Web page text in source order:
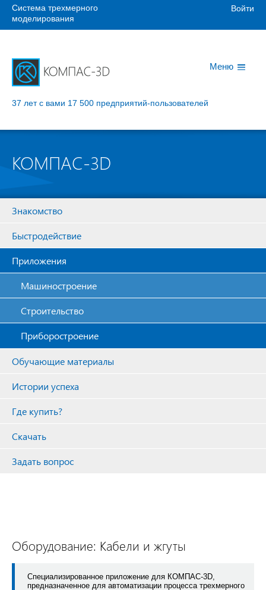
Система трехмерного
моделирования
Войти
Меню
37 лет с вами 17 500 предприятий-пользователей
КОМПАС-3D
Знакомство
Быстродействие
Приложения
Машиностроение
Строительство
Приборостроение
Обучающие материалы
Истории успеха
Где купить?
Скачать
Задать вопрос
Оборудование: Кабели и жгуты
Cпециализированное приложение для КОМПАС-3D,
предназначенное для автоматизации процесса трехмерного